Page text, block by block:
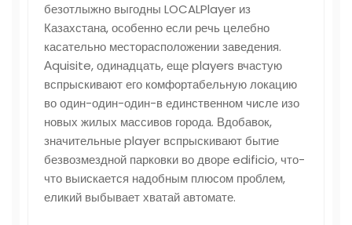
безотлыжно выгодны LOCALPlayer из
Казахстана, особенно если речь целебно
касательно месторасположении заведения.
Аquisite, одинадцать, еще players вчастую
вспрыскивают его комфортабельную локацию
во один-один-один-в единственном числе изо
новых жилых массивов города. Вдобавок,
значительные player вспрыскивают бытие
безвозмездной парковки во дворе edificio, что-
что выискается надобным плюсом проблем,
еликий выбывает хватай автомате.